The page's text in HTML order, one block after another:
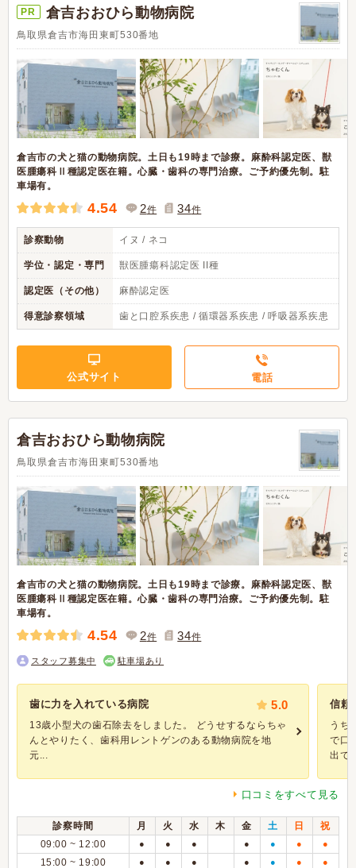
PR 倉吉おおひら動物病院
鳥取県倉吉市海田東町530番地
倉吉市の犬と猫の動物病院。土日も19時まで診療。麻酔科認定医、獣
医腫瘍科Ⅱ種認定医在籍。心臓・歯科の専門治療。ご予約優先制。駐
車場有。
4.54 2件 34件
診察動物 イヌ / ネコ
学位・認定・専門 獣医腫瘍科認定医 II種
認定医（その他） 麻酔認定医
得意診察領域 歯と口腔系疾患 / 循環器系疾患 / 呼吸器系疾患
公式サイト 電話
倉吉おおひら動物病院
鳥取県倉吉市海田東町530番地
倉吉市の犬と猫の動物病院。土日も19時まで診療。麻酔科認定医、獣
医腫瘍科Ⅱ種認定医在籍。心臓・歯科の専門治療。ご予約優先制。駐
車場有。
4.54 2件 34件
スタッフ募集中 駐車場あり
歯に力を入れている病院 5.0
13歳小型犬の歯石除去をしました。 どうせするならちゃ
んとやりたく、歯科用レントゲンのある動物病院を地
元...
信頼
うち
で口
出て
口コミをすべて見る
診察時間 月 火 水 木 金 土 日
祝
09:00 ~ 12:00
● ● ● ● ● ● ●
15:00 ~ 19:00 ● ● ● ● ● ● ●